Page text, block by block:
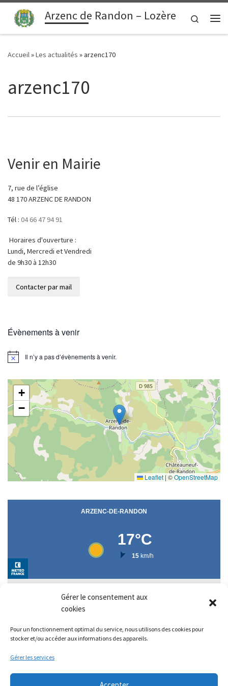
Gérer le consentement aux
cookies
Pour un fonctionnement optimal du service, nous utilisons des cookies pour
stocker et/ou accéder aux informations des appareils.
Gérer les services
principal
Passer au contenuArzenc de Randon – Lozère
Search
Accueil»Les actualités »arzenc170
arzenc170
Venir en Mairie
7, rue de l’église
48 170 ARZENC DE RANDON
Tél : 04 66 47 94 91
Horaires d'ouverture :
Lundi, Mercredi et Vendredi
de 9h30 à 12h30
Évènements à venir
N
i
c
Il n’y a pas d’évènements à venir.
+
−
Leaflet | ©OpenStreetMap